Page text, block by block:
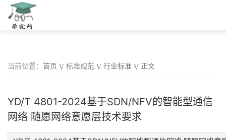
当前位置： 首页 标准规范 行业标准 正文
YD/T 4801-2024基于SDN/NFV的智能型通信
网络 随愿网络意愿层技术要求